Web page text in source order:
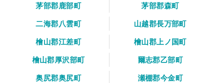
茅部郡鹿部町
茅部郡森町
二海郡八雲町
山越郡長万部町
檜山郡江差町
檜山郡上ノ国町
檜山郡厚沢部町
爾志郡乙部町
奥尻郡奥尻町
瀬棚郡今金町